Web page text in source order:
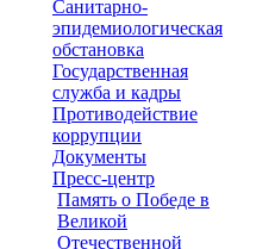
Санитарно-
эпидемиологическая
обстановка
Государственная
служба и кадры
Противодействие
коррупции
Документы
Пресс-центр
Память о Победе в
Великой
Отечественной